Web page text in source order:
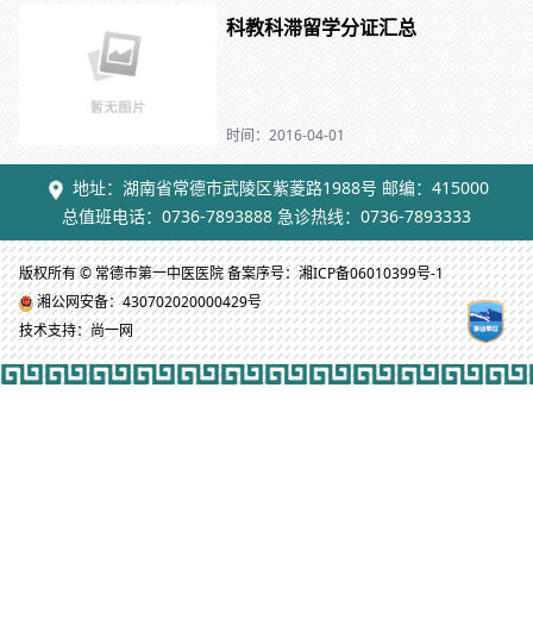
科教科滞留学分证汇总
时间：2016-04-01
地址：湖南省常德市武陵区紫菱路1988号 邮编：415000
总值班电话：0736-7893888 急诊热线：0736-7893333
版权所有 © 常德市第一中医医院 备案序号：湘ICP备06010399号-1
湘公网安备：430702020000429号
技术支持：尚一网